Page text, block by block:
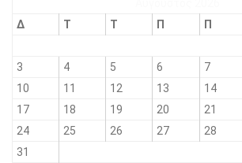
Δ
Τ Τ Π Π
3
4 5 6 7
10
11 12 13 14
17
18 19 20 21
24
25 26 27 28
31